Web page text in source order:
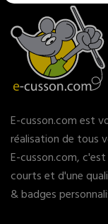
E-cusson.com est
réalisation de tous
E-cusson.com,
courts et d'une
& badges